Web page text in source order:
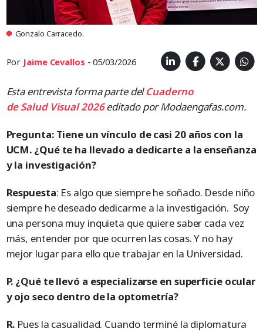
Gonzalo Carracedo.
Por Jaime Cevallos - 05/03/2026
Esta entrevista forma parte delCuaderno
deSalud Visual 2026editado por Modaengafas.com.
Pregunta: Tiene un vínculo de casi 20 años con la
UCM. ¿Qué te ha llevado a dedicarte a la enseñanza
y la investigación?
Respuesta: Es algo que siempre he soñado. Desde niño
siempre he deseado dedicarme a la investigación. Soy
una persona muy inquieta que quiere saber cada vez
más, entender por que ocurren las cosas. Y no hay
mejor lugar para ello que trabajar en la Universidad.
P. ¿Qué te llevó a especializarse en superficie ocular
y ojo seco dentro de la optometría?
R. Pues la casualidad. Cuando terminé la diplomatura